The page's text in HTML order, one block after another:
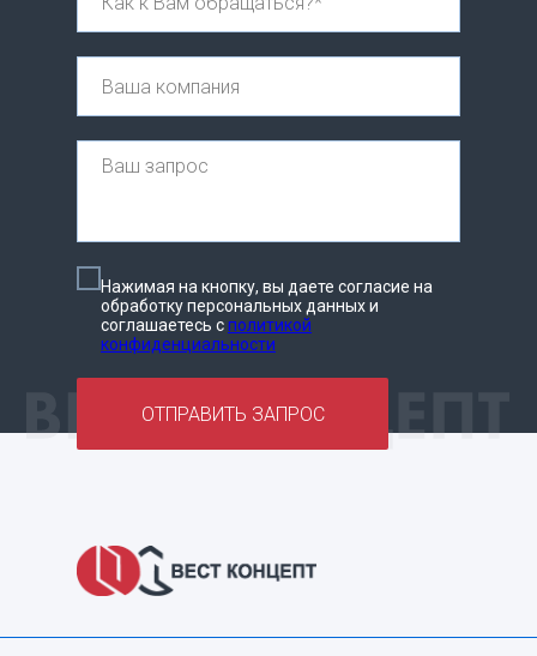
Нажимая на кнопку, вы даете согласие на
обработку персональных данных и
соглашаетесь cполитикой
конфиденциальности
ОТПРАВИТЬ ЗАПРОС